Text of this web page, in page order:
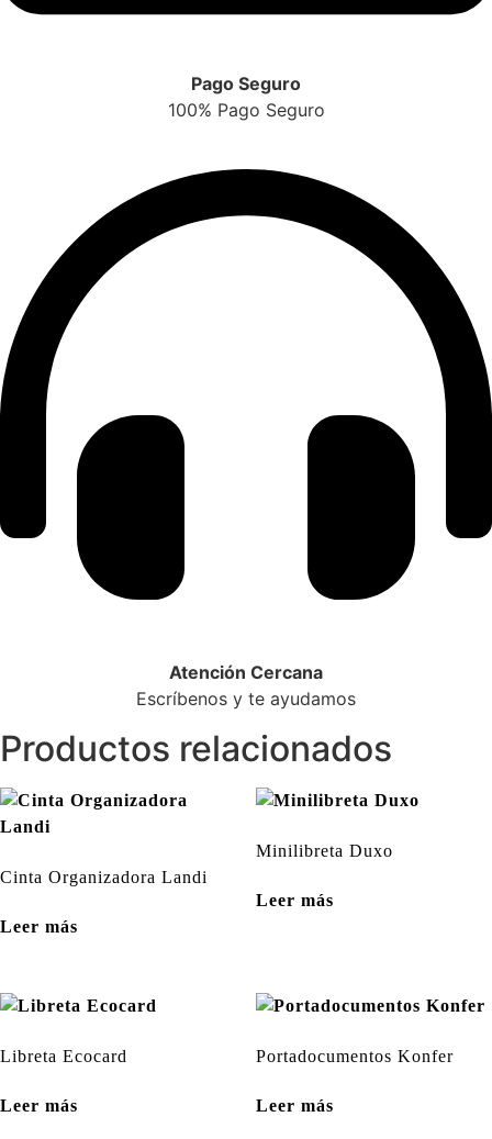
Pago Seguro
100% Pago Seguro
Atención Cercana
Escríbenos y te ayudamos
Productos relacionados
Cinta Organizadora Landi
Leer más
Minilibreta Duxo
Leer más
Libreta Ecocard
Leer más
Portadocumentos Konfer
Leer más